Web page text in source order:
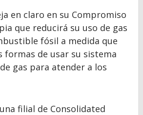
en claro en su Compromiso
que reducirá su uso de gas
fósil a medida que
formas de usar su sistema
gas para atender a los
filial de Consolidated